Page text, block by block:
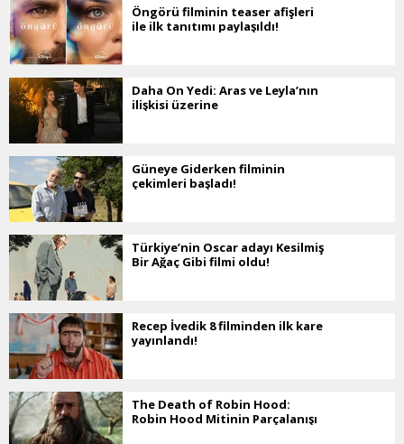
Öngörü filminin teaser afişleri
ile ilk tanıtımı paylaşıldı!
Daha On Yedi: Aras ve Leyla’nın
ilişkisi üzerine
Güneye Giderken filminin
çekimleri başladı!
Türkiye’nin Oscar adayı Kesilmiş
Bir Ağaç Gibi filmi oldu!
Recep İvedik 8 filminden ilk kare
yayınlandı!
The Death of Robin Hood:
Robin Hood Mitinin Parçalanışı